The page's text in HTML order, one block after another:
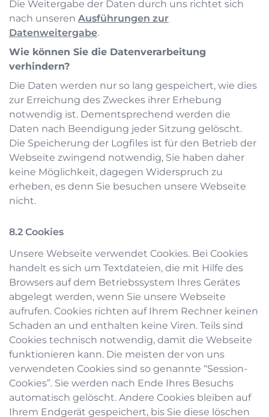
Die Weitergabe der Daten durch uns richtet sich
nach unseren Ausführungen zur
Datenweitergabe.
Wie können Sie die Datenverarbeitung
verhindern?
Die Daten werden nur so lang gespeichert, wie dies
zur Erreichung des Zweckes ihrer Erhebung
notwendig ist. Dementsprechend werden die
Daten nach Beendigung jeder Sitzung gelöscht.
Die Speicherung der Logfiles ist für den Betrieb der
Webseite zwingend notwendig, Sie haben daher
keine Möglichkeit, dagegen Widerspruch zu
erheben, es denn Sie besuchen unsere Webseite
nicht.
Cookies
Unsere Webseite verwendet Cookies. Bei Cookies
handelt es sich um Textdateien, die mit Hilfe des
Browsers auf dem Betriebssystem Ihres Gerätes
abgelegt werden, wenn Sie unsere Webseite
aufrufen. Cookies richten auf Ihrem Rechner keinen
Schaden an und enthalten keine Viren. Teils sind
Cookies technisch notwendig, damit die Webseite
funktionieren kann. Die meisten der von uns
verwendeten Cookies sind so genannte “Session-
Cookies”. Sie werden nach Ende Ihres Besuchs
automatisch gelöscht. Andere Cookies bleiben auf
Ihrem Endgerät gespeichert, bis Sie diese löschen